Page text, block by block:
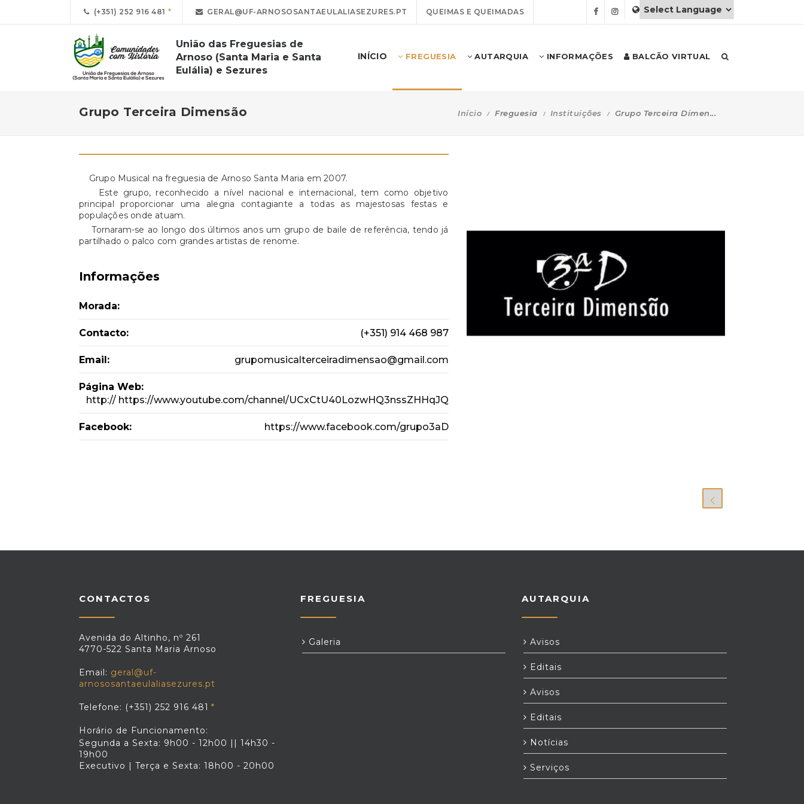
(+351) 252 916 481 GERAL@UF-ARNOSOSANTAEULALIASEZURES.PT QUEIMAS E QUEIMADAS
União das Freguesias de
Arnoso (Santa Maria e Santa
Eulália) e Sezures
INÍCIO FREGUESIA AUTARQUIA INFORMAÇÕES BALCÃO VIRTUAL
Grupo Terceira Dimensão Início Freguesia Instituições Grupo Terceira Dimen...
Grupo Musical na freguesia de Arnoso Santa Maria em 2007.
Este grupo, reconhecido a nível nacional e internacional, tem como objetivo
principal proporcionar uma alegria contagiante a todas as majestosas festas e
populações onde atuam.
Tornaram-se ao longo dos últimos anos um grupo de baile de referência, tendo já
partilhado o palco com grandes artistas de renome.
Informações
Morada:
Contacto: (+351) 914 468 987
Email: grupomusicalterceiradimensao@gmail.com
Página Web:
http:// https://www.youtube.com/channel/UCxCtU40LozwHQ3nssZHHqJQ
Facebook: https://www.facebook.com/grupo3aD
CONTACTOS
Avenida do Altinho, nº 261
4770-522 Santa Maria Arnoso
Email: geral@uf-
arnososantaeulaliasezures.pt
Telefone: (+351) 252 916 481
Horário de Funcionamento:
Segunda a Sexta: 9h00 - 12h00 || 14h30 -
19h00
Executivo | Terça e Sexta: 18h00 - 20h00
FREGUESIA
Galeria
AUTARQUIA
Avisos
Editais
Avisos
Editais
Notícias
Serviços